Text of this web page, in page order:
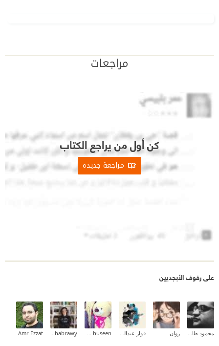
مراجعات
كن أول من يراجع الكتاب
مراجعة جديدة
على رفوف الأبجديين
روان Amr Ezzat